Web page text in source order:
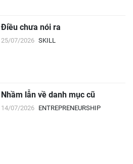
Điều chưa nói ra
25/07/2026 SKILL
Nhầm lẫn về danh mục cũ
14/07/2026 ENTREPRENEURSHIP